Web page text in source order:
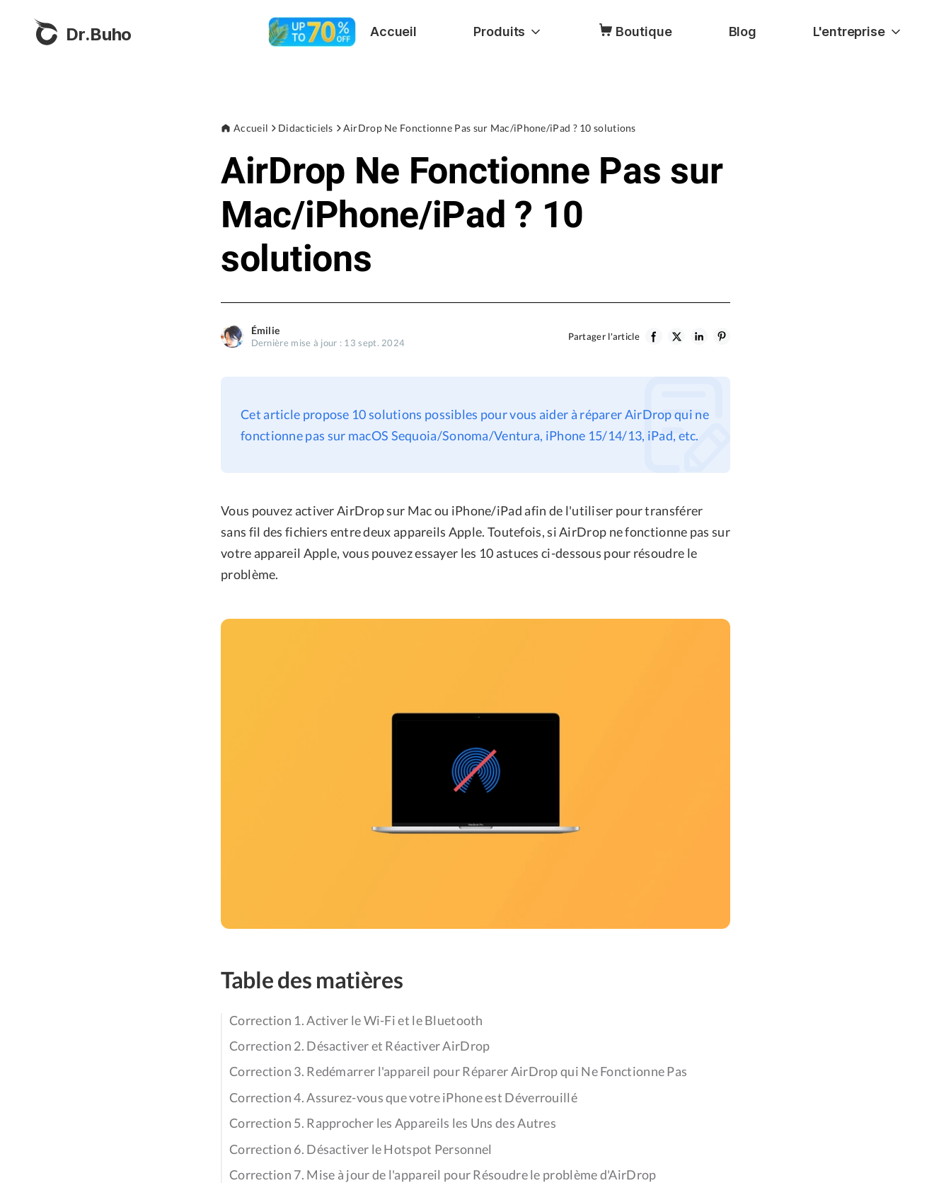
Dr.Buho Accueil Produits Boutique Blog L'entreprise
Accueil Didacticiels AirDrop Ne Fonctionne Pas sur Mac/iPhone/iPad ? 10 solutions
AirDrop Ne Fonctionne Pas sur
Mac/iPhone/iPad ? 10
solutions
Émilie
Dernière mise à jour : 13 sept. 2024
Partager l'article
Cet article propose 10 solutions possibles pour vous aider à réparer AirDrop qui ne
fonctionne pas sur macOS Sequoia/Sonoma/Ventura, iPhone 15/14/13, iPad, etc.
Vous pouvez activer AirDrop sur Mac ou iPhone/iPad afin de l'utiliser pour transférer
sans fil des fichiers entre deux appareils Apple. Toutefois, si AirDrop ne fonctionne pas sur
votre appareil Apple, vous pouvez essayer les 10 astuces ci-dessous pour résoudre le
problème.
Table des matières
Correction 1. Activer le Wi-Fi et le Bluetooth
Correction 2. Désactiver et Réactiver AirDrop
Correction 3. Redémarrer l'appareil pour Réparer AirDrop qui Ne Fonctionne Pas
Correction 4. Assurez-vous que votre iPhone est Déverrouillé
Correction 5. Rapprocher les Appareils les Uns des Autres
Correction 6. Désactiver le Hotspot Personnel
Correction 7. Mise à jour de l'appareil pour Résoudre le problème d'AirDrop